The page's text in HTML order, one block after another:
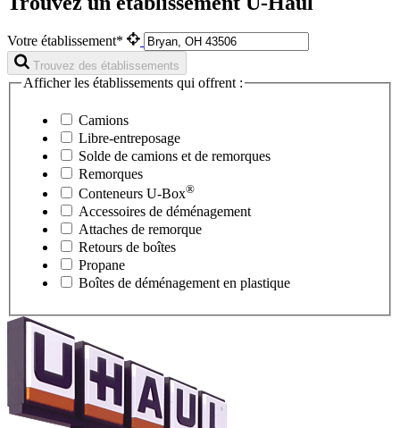
Votre établissement*
Trouvez des établissements
Afficher les établissements qui offrent :
Camions
Libre-entreposage
Solde de camions et de remorques
Remorques
Conteneurs U-Box®
Accessoires de déménagement
Attaches de remorque
Retours de boîtes
Propane
Boîtes de déménagement en plastique